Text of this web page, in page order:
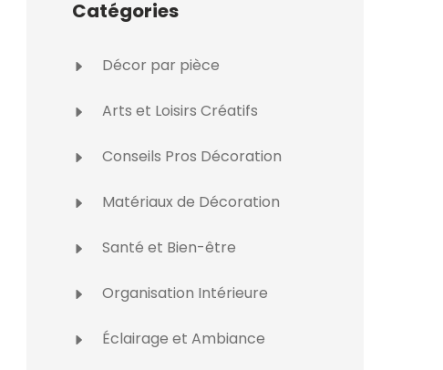
Catégories
Décor par pièce
Arts et Loisirs Créatifs
Conseils Pros Décoration
Matériaux de Décoration
Santé et Bien-être
Organisation Intérieure
Éclairage et Ambiance